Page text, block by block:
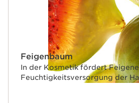
Feigenbaum
In der Kosmetik fördert
Feuchtigkeitsversorgung der